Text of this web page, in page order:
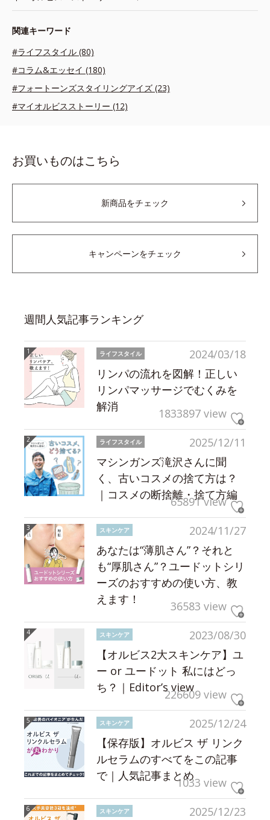
関連キーワード
#ライフスタイル (80)
#コラム&エッセイ (180)
#フォートーンズスタイリングアイズ (23)
#マイオルビスストーリー (12)
お買いものはこちら
新商品をチェック
キャンペーンをチェック
週間人気記事ランキング
2024/03/18
ライフスタイル
リンパの流れを図解！正しい
リンパマッサージでむくみを
解消
1833897 view
2025/12/11
ライフスタイル
マシンガンズ滝沢さんに聞
く、古いコスメの捨て方は？
｜コスメの断捨離・捨て方編
65891 view
2024/11/27
スキンケア
あなたは“薄肌さん”？それと
も“厚肌さん”？ユードットシリ
ーズのおすすめの使い方、教
えます！
36583 view
2023/08/30
スキンケア
【オルビス2大スキンケア】ユ
ー or ユードット 私にはどっ
ち？｜Editor’s view226609 view
2025/12/24
スキンケア
【保存版】オルビス ザ リンク
ルセラムのすべてをこの記事
で｜人気記事まとめ1033 view
2025/12/23
スキンケア